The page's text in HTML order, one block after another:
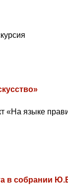
«На языке
в собрании